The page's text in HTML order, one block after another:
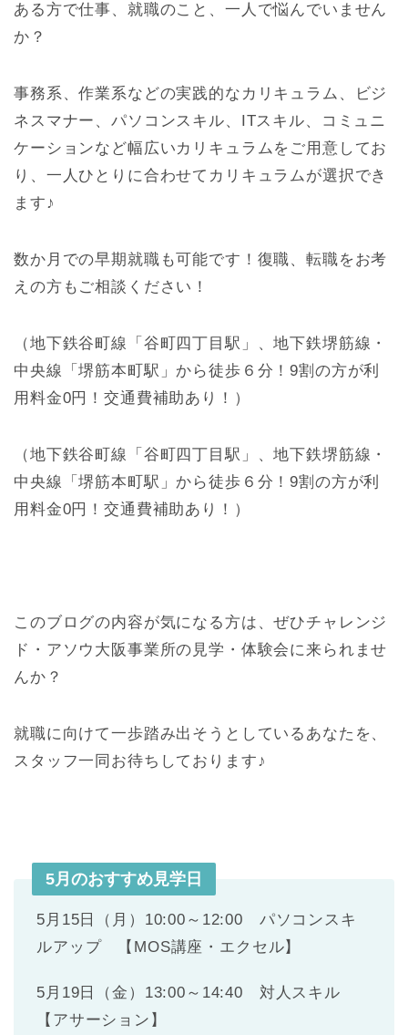
ある方で仕事、就職のこと、一人で悩んでいません
か？
事務系、作業系などの実践的なカリキュラム、ビジ
ネスマナー、パソコンスキル、ITスキル、コミュニ
ケーションなど幅広いカリキュラムをご用意してお
り、一人ひとりに合わせてカリキュラムが選択でき
ます♪
数か月での早期就職も可能です！復職、転職をお考
えの方もご相談ください！
（地下鉄谷町線「谷町四丁目駅」、地下鉄堺筋線・
中央線「堺筋本町駅」から徒歩６分！9割の方が利
用料金0円！交通費補助あり！）
（地下鉄谷町線「谷町四丁目駅」、地下鉄堺筋線・
中央線「堺筋本町駅」から徒歩６分！9割の方が利
用料金0円！交通費補助あり！）
このブログの内容が気になる方は、ぜひチャレンジ
ド・アソウ大阪事業所の見学・体験会に来られませ
んか？
就職に向けて一歩踏み出そうとしているあなたを、
スタッフ一同お待ちしております♪
5月のおすすめ見学日
5月15日（月）10:00～12:00 パソコンスキ
ルアップ 【MOS講座・エクセル】
5月19日（金）13:00～14:40 対人スキル
【アサーション】